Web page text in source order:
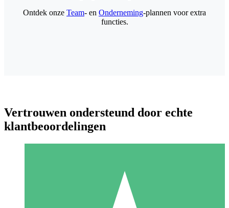
Individuele Creditpakketten
Ontdek onze Team- en Onderneming-plannen voor extra
functies.
Vertrouwen ondersteund door echte
klantbeoordelingen